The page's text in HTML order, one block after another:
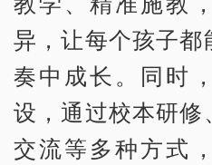
异，让每个孩子
奏中成长。同时
设，通过校本研修
交流等多种方式